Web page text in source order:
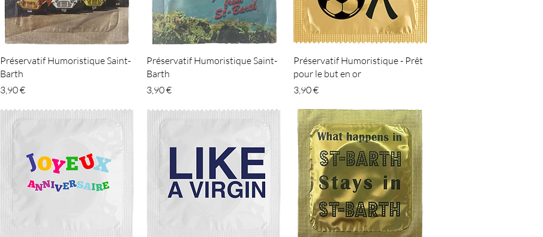
Aperçu rapide
Préservatif Humoristique Saint-
Barth
Prix
3,90 €
Aperçu rapide
Préservatif Humoristique Saint-
Barth
Prix
3,90 €
Aperçu rapide
Préservatif Humoristique - Prêt
pour le but en or
Prix
3,90 €